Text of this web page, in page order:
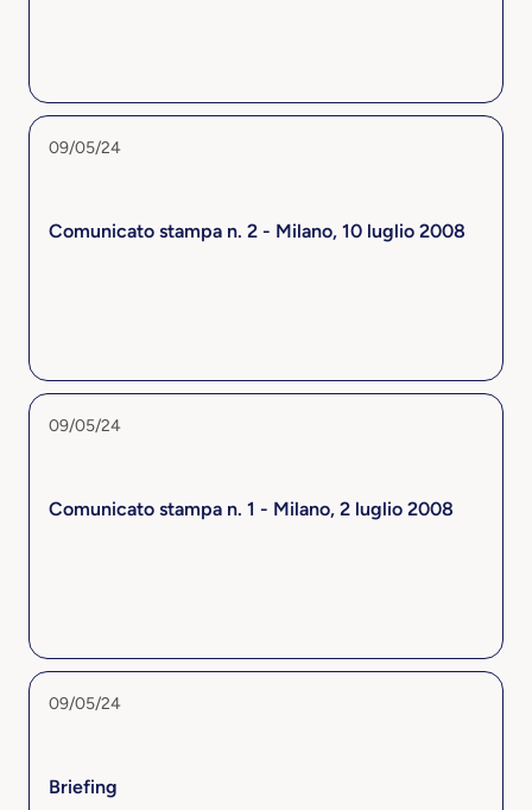
09/05/24
Comunicato stampa n. 2 - Milano, 10 luglio 2008
09/05/24
Comunicato stampa n. 1 - Milano, 2 luglio 2008
09/05/24
Briefing